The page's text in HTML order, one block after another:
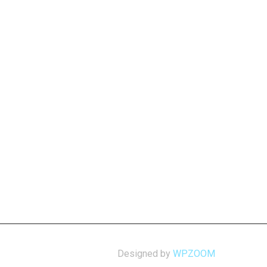
Designed by WPZOOM